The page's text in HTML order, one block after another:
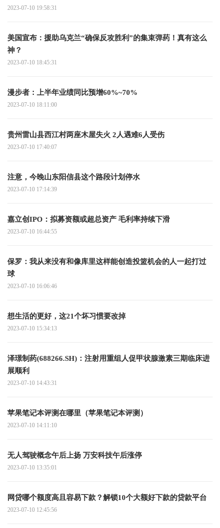
2023-07-10 19:58:31
美国宣布：援助乌克兰“确保反攻胜利”的集束弹药！真有这么
神？
2023-07-10 18:45:31
漫步者：上半年业绩同比预增60%~70%
2023-07-10 18:11:00
贵州雷山县西江村两座木屋失火 2人遇难6人受伤
2023-07-10 17:40:07
注意，今晚山东阳信县这个路段计划停水
2023-07-10 17:14:39
嘉立创IPO：拟募资额或超总资产 毛利率持续下滑
2023-07-10 16:44:55
保罗：我从来没有和像库里这样能创造投篮机会的人一起打过
球
2023-07-10 16:06:46
想生活的更好，这21个坏习惯要改掉
2023-07-10 15:34:13
泽璟制药(688266.SH)：注射用重组人促甲状腺激素三期临床进
展顺利
2023-07-10 14:43:31
苹果笔记本评测在哪里（苹果笔记本评测）
2023-07-10 14:11:10
无人驾驶概念午后上扬 万安科技午后涨停
2023-07-10 13:35:01
网贷哪个额度高且容易下款？解锁10个大额好下款的贷款平台
2023-07-10 12:45:56